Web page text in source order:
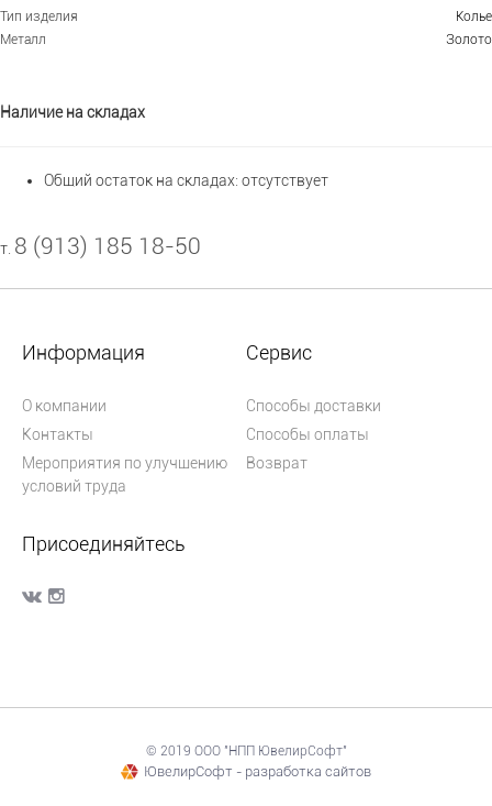
Тип изделия
Колье
Металл
Золото
Наличие на складах
Общий остаток на складах: отсутствует
т. 8 (913) 185 18-50
Информация
О компании
Контакты
Мероприятия по улучшению
условий труда
Сервис
Способы доставки
Способы оплаты
Возврат
Присоединяйтесь
© 2019 ООО "НПП ЮвелирСофт"
ЮвелирСофт - разработка сайтов